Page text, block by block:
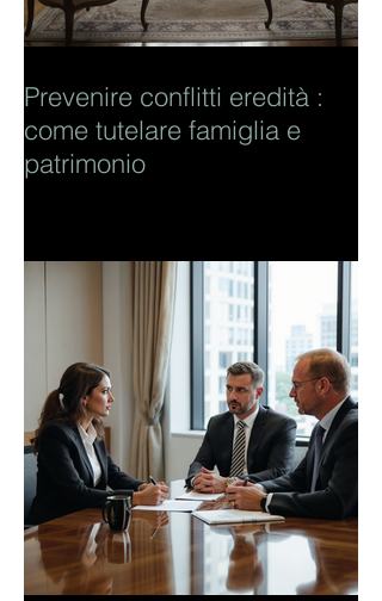
Prevenire conflitti eredità :
come tutelare famiglia e
patrimonio